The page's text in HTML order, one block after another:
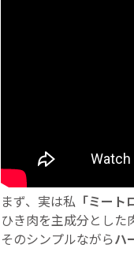
まず、実は私 「ミー
ひき肉を主成分とした
そのシンプルながらハ